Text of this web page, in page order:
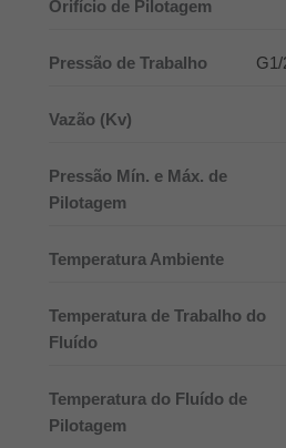
Orifício de Pilotagem
Pressão de Trabalho
Vazão (Kv)
Pressão Mín. e Máx. de
Pilotagem
Temperatura Ambiente
Temperatura de Trabalho do
Fluído
Temperatura do Fluído de
Pilotagem